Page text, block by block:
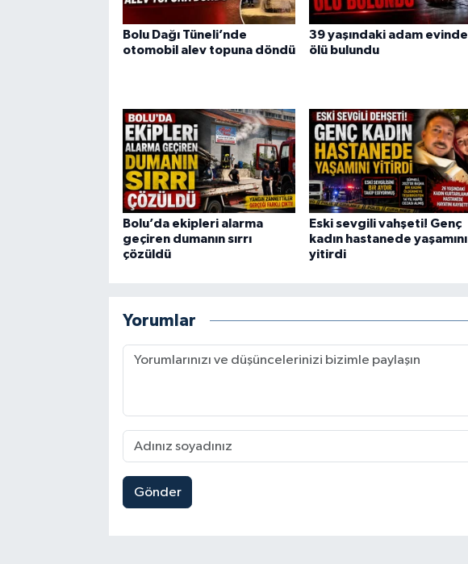
Bolu Dağı Tüneli’nde
otomobil alev topuna döndü
39 yaşındaki adam evinde
ölü bulundu
Bolu’da ekipleri alarma
geçiren dumanın sırrı
çözüldü
Eski sevgili vahşeti! Genç
kadın hastanede yaşamını
yitirdi
Yorumlar
Gönder